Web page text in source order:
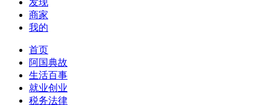
发现
商家
我的
首页
阿国典故
生活百事
就业创业
税务法律